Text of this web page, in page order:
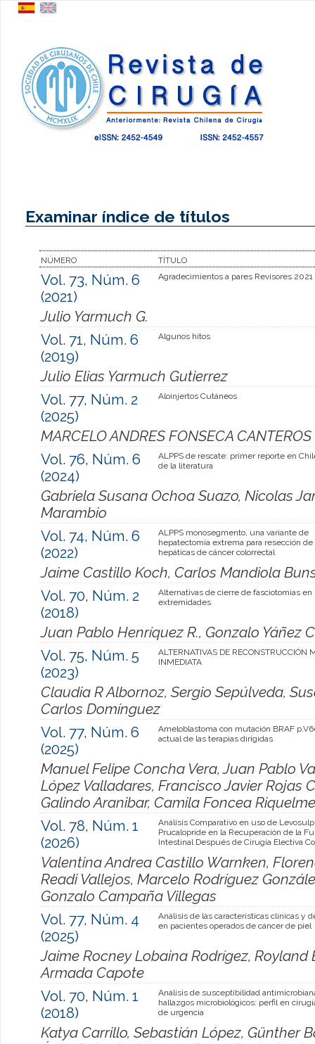
Examinar índice de títulos
NÚMERO TÍTULO
Vol. 73, Núm. 6
(2021)
Agradecimientos a pares Revisores 2021
Julio Yarmuch G.
Vol. 71, Núm. 6
(2019)
Algunos hitos
Julio Elias Yarmuch Gutierrez
Vol. 77, Núm. 2
(2025)
Aloinjertos Cutáneos
MARCELO ANDRES FONSECA CANTEROS
Vol. 76, Núm. 6
(2024)
ALPPS de rescate: primer reporte en
de la literatura
Gabriela Susana Ochoa Suazo, Nicolas
Marambio
Vol. 74, Núm. 6
(2022)
ALPPS monosegmento, una variante de
hepatectomía extrema para resección
hepáticas de cáncer colorrectal
Jaime Castillo Koch, Carlos Mandiola
Vol. 70, Núm. 2
(2018)
Alternativas de cierre de fasciotomías en
extremidades
Juan Pablo Henríquez R., Gonzalo Yáñez
Vol. 75, Núm. 5
(2023)
ALTERNATIVAS DE RECONSTRUCCIÓN
INMEDIATA
Claudia R Albornoz, Sergio Sepúlveda,
Carlos Domínguez
Vol. 77, Núm. 6
(2025)
Ameloblastoma con mutación BRAF
actual de las terapias dirigidas
Manuel Felipe Concha Vera, Juan Pablo
López Valladares, Francisco Javier Rojas
Galindo Aranibar, Camila Foncea
Vol. 78, Núm. 1
(2026)
Análisis Comparativo en uso de
Prucalopride en la Recuperación de la
Intestinal Después de Cirugía Electiva
Valentina Andrea Castillo Warnken,
Readi Vallejos, Marcelo Rodríguez
Gonzalo Campaña Villegas
Vol. 77, Núm. 4
(2025)
Análisis de las características clínicas y
en pacientes operados de cáncer de piel
Jaime Rocney Lobaina Rodrígez,
Armada Capote
Vol. 70, Núm. 1
(2018)
Análisis de susceptibilidad
hallazgos microbiológicos: perfil en
de urgencia
Katya Carrillo, Sebastián López, Günther